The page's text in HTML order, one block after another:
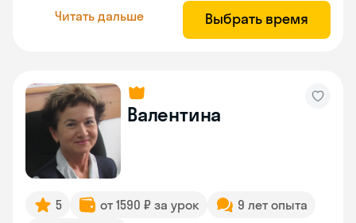
Читать дальше Выбрать время
Валентина
5 от 1590 ₽ за урок
9 лет опыта